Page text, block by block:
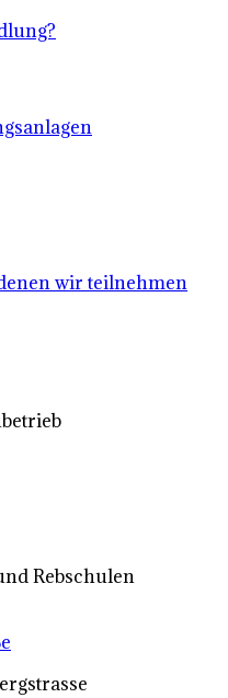
wir teilnehmen
Rebschulen